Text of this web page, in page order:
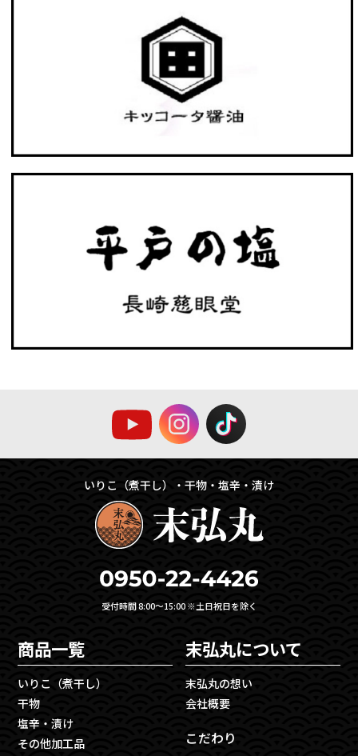
いりこ（煮干し）・干物・塩辛・漬け
受付時間 8:00〜15:00 ※土日祝日を除く
商品一覧
いりこ（煮干し）
干物
塩辛・漬け
その他加工品
末弘丸について
末弘丸の想い
会社概要
こだわり